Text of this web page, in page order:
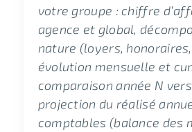
votre groupe : chiffre
agence et global,
nature (loyers,
évolution mensuelle et
comparaison année N
projection du réalisé
comptables (balance des